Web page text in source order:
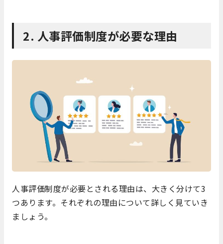
2. 人事評価制度が必要な理由
人事評価制度が必要とされる理由は、大きく分けて3
つあります。それぞれの理由について詳しく見ていき
ましょう。